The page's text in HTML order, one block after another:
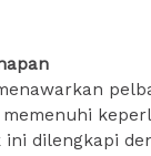
dilengkapi